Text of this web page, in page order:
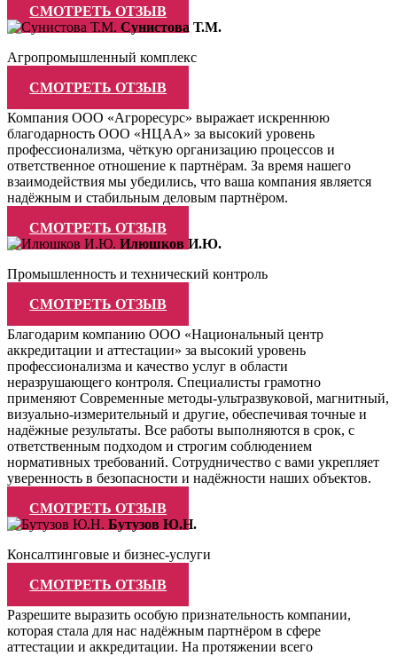
СМОТРЕТЬ ОТЗЫВ
Сунистова Т.М.
Агропромышленный комплекс
СМОТРЕТЬ ОТЗЫВ
Компания ООО «Агроресурс» выражает искреннюю
благодарность ООО «НЦАА» за высокий уровень
профессионализма, чёткую организацию процессов и
ответственное отношение к партнёрам. За время нашего
взаимодействия мы убедились, что ваша компания является
надёжным и стабильным деловым партнёром.
СМОТРЕТЬ ОТЗЫВ
Илюшков И.Ю.
Промышленность и технический контроль
СМОТРЕТЬ ОТЗЫВ
Благодарим компанию ООО «Национальный центр
аккредитации и аттестации» за высокий уровень
профессионализма и качество услуг в области
неразрушающего контроля. Специалисты грамотно
применяют Современные методы-ультразвуковой, магнитный,
визуально-измерительный и другие, обеспечивая точные и
надёжные результаты. Все работы выполняются в срок, с
ответственным подходом и строгим соблюдением
нормативных требований. Сотрудничество с вами укрепляет
уверенность в безопасности и надёжности наших объектов.
СМОТРЕТЬ ОТЗЫВ
Бутузов Ю.Н.
Консалтинговые и бизнес-услуги
СМОТРЕТЬ ОТЗЫВ
Разрешите выразить особую признательность компании,
которая стала для нас надёжным партнёром в сфере
аттестации и аккредитации. На протяжении всего